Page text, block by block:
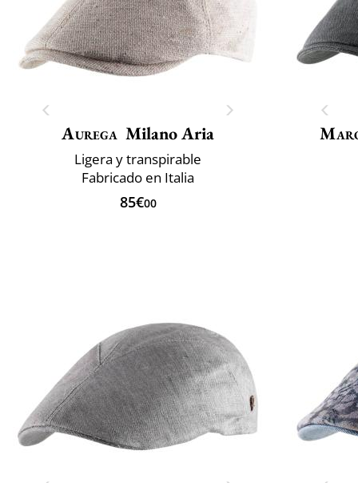
Aurega Milano Aria
Ligera y transpirable
Fabricado en Italia
85€00